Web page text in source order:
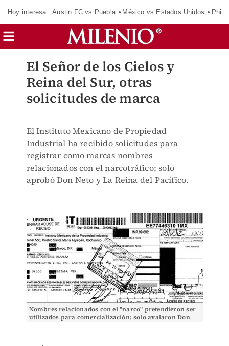
Hoy interesa: Austin FC vs Puebla México vs Estados Unidos
El Señor de los Cielos y
Reina del Sur, otras
solicitudes de marca
El Instituto Mexicano de Propiedad
Industrial ha recibido solicitudes para
registrar como marcas nombres
relacionados con el narcotráfico; solo
aprobó Don Neto y La Reina del Pacífico.
Nombres relacionados con el "narco" pretendieron ser
utilizados para comercialización; solo avalaron Don